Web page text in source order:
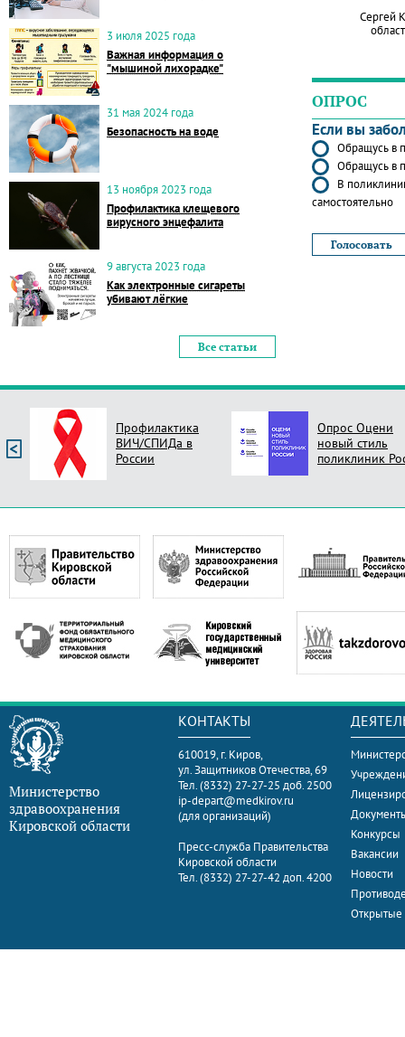
3 июля 2025 года
Важная информация о
"мышиной лихорадке"
31 мая 2024 года
Безопасность на воде
13 ноября 2023 года
Профилактика клещевого
вирусного энцефалита
9 августа 2023 года
Как электронные сигареты
убивают лёгкие
Все статьи
Сергей
ОПРОС
Если вы
Обращусь в
Обращусь в
В
самостоятельно
Профилактика
ВИЧ/СПИДа в
России
Опрос Оцени
новый стиль
поликлиник
Министерство
здравоохранения
Кировской области
КОНТАКТЫ
610019, г. Киров,
ул. Защитников Отечества, 69
Тел. (8332) 27-27-25 доб. 2500
ip-depart@medkirov.ru
(для организаций)
Пресс-служба Правительства
Кировской области
Тел. (8332) 27-27-42 доп. 4200
Конкурсы
Вакансии
Новости